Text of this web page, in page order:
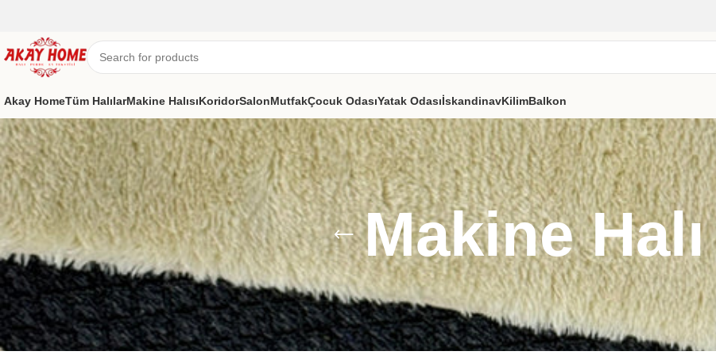
Akay HomeTüm HalılarMakine HalısıKoridorSalonMutfakÇocuk OdasıYatak OdasıİskandinavKilimBalkon
Makine Halı